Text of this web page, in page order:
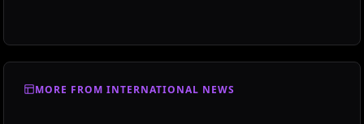
MORE FROM INTERNATIONAL NEWS